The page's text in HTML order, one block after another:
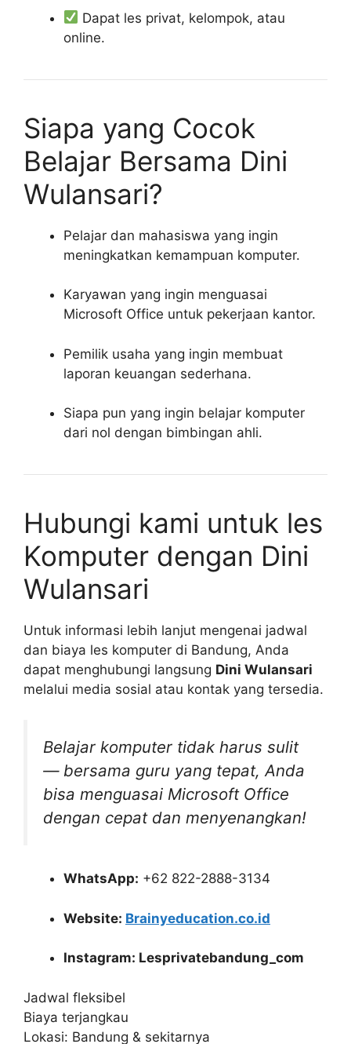
Dapat les privat, kelompok, atau
online.
Siapa yang Cocok
Belajar Bersama Dini
Wulansari?
Pelajar dan mahasiswa yang ingin
meningkatkan kemampuan komputer.
Karyawan yang ingin menguasai
Microsoft Office untuk pekerjaan kantor.
Pemilik usaha yang ingin membuat
laporan keuangan sederhana.
Siapa pun yang ingin belajar komputer
dari nol dengan bimbingan ahli.
Hubungi kami untuk les
Komputer dengan Dini
Wulansari
Untuk informasi lebih lanjut mengenai jadwal
dan biaya les komputer di Bandung, Anda
dapat menghubungi langsung Dini Wulansari
melalui media sosial atau kontak yang tersedia.
Belajar komputer tidak harus sulit
— bersama guru yang tepat, Anda
bisa menguasai Microsoft Office
dengan cepat dan menyenangkan!
WhatsApp: +62 822-2888-3134
Website: Brainyeducation.co.id
Instagram: Lesprivatebandung_com
Jadwal fleksibel
Biaya terjangkau
Lokasi: Bandung & sekitarnya